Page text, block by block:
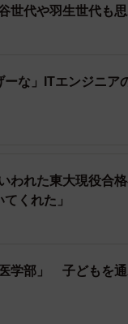
世代や羽生世代も
な」ITエンジニア
われた東大現役合
くれた」
学部」 子どもを通